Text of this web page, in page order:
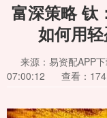
富深策略 钛
如何用
来源：易资配APP
07:00:12
查看：174